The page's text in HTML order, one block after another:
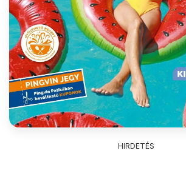
HIRDETÉS